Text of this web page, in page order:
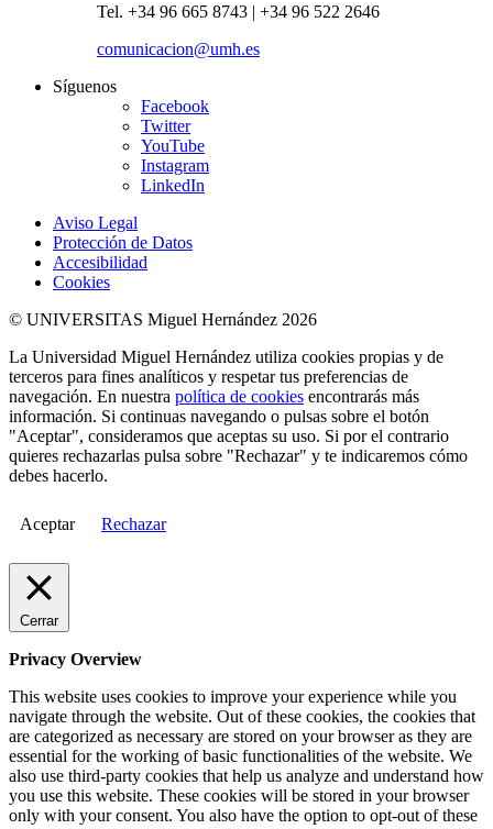
Tel. +34 96 665 8743 | +34 96 522 2646
comunicacion@umh.es
Síguenos
Facebook
Twitter
YouTube
Instagram
LinkedIn
Aviso Legal
Protección de Datos
Accesibilidad
Cookies
© UNIVERSITAS Miguel Hernández 2026
La Universidad Miguel Hernández utiliza cookies propias y de
terceros para fines analíticos y respetar tus preferencias de
navegación. En nuestra política de cookies encontrarás más
información. Si continuas navegando o pulsas sobre el botón
"Aceptar", consideramos que aceptas su uso. Si por el contrario
quieres rechazarlas pulsa sobre "Rechazar" y te indicaremos cómo
debes hacerlo.
Aceptar Rechazar
Cerrar
Privacy Overview
This website uses cookies to improve your experience while you
navigate through the website. Out of these cookies, the cookies that
are categorized as necessary are stored on your browser as they are
essential for the working of basic functionalities of the website. We
also use third-party cookies that help us analyze and understand how
you use this website. These cookies will be stored in your browser
only with your consent. You also have the option to opt-out of these